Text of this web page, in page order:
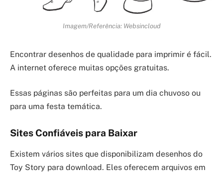
Imagem/Referência: Websincloud
Encontrar desenhos de qualidade para imprimir é fácil.
A internet oferece muitas opções gratuitas.
Essas páginas são perfeitas para um dia chuvoso ou
para uma festa temática.
Sites Confiáveis para Baixar
Existem vários sites que disponibilizam desenhos do
Toy Story para download. Eles oferecem arquivos em